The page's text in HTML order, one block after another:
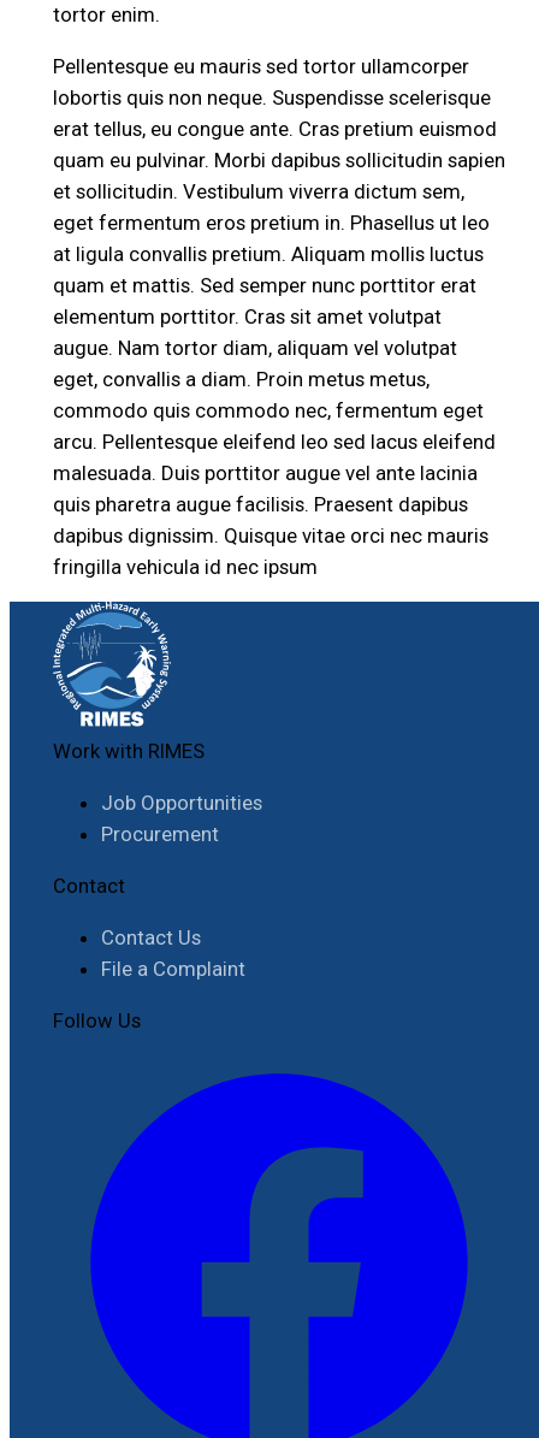
tortor enim.
Pellentesque eu mauris sed tortor ullamcorper
lobortis quis non neque. Suspendisse scelerisque
erat tellus, eu congue ante. Cras pretium euismod
quam eu pulvinar. Morbi dapibus sollicitudin sapien
et sollicitudin. Vestibulum viverra dictum sem,
eget fermentum eros pretium in. Phasellus ut leo
at ligula convallis pretium. Aliquam mollis luctus
quam et mattis. Sed semper nunc porttitor erat
elementum porttitor. Cras sit amet volutpat
augue. Nam tortor diam, aliquam vel volutpat
eget, convallis a diam. Proin metus metus,
commodo quis commodo nec, fermentum eget
arcu. Pellentesque eleifend leo sed lacus eleifend
malesuada. Duis porttitor augue vel ante lacinia
quis pharetra augue facilisis. Praesent dapibus
dapibus dignissim. Quisque vitae orci nec mauris
fringilla vehicula id nec ipsum
Work with RIMES
Job Opportunities
Procurement
Contact
Contact Us
File a Complaint
Follow Us